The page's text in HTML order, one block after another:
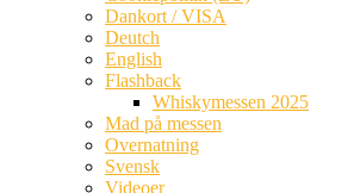
Dankort / VISA
Deutch
English
Flashback
Whiskymessen 2025
Mad på messen
Overnatning
Svensk
Videoer